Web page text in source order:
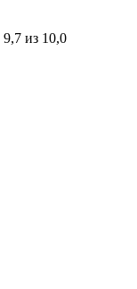
9,7 из 10,0